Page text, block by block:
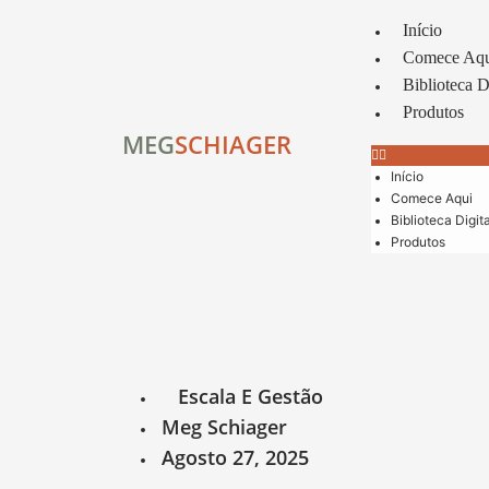
MEGSCHIAGER
Início
Comece
Biblioteca
Produtos
Início
Comece Aqui
Biblioteca
Produtos
Escala E Gestão
Meg Schiager
Agosto 27, 2025